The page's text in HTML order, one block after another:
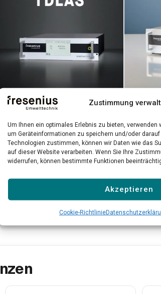
Zustimmung
Um Ihnen ein optimales Erlebnis zu bieten, verwenden
um Geräteinformationen zu speichern und/oder
Technologien zustimmen, können wir Daten wie das
auf dieser Website verarbeiten. Wenn Sie Ihre
widerrufen, können bestimmte Funktionen
Akzeptieren
Cookie-Richtlinie
Biomethan TDLAS
Laseranalysator für
Biomethan-
Gas
Alle Produkte